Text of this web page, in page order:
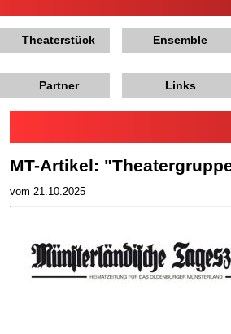
Theaterstück Ensemble
Partner Links
MT-Artikel:
vom 21.10.2025